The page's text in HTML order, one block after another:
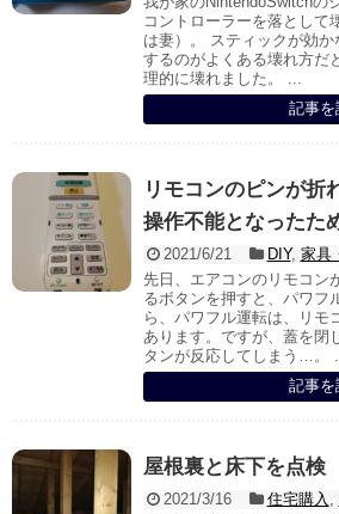
コントローラーを落として
は妻）。 スティックが効
するのがよくある壊れ方だ
理的に壊れました。 ...
記事を
リモコンのピンが折
操作不能となったた
2021/6/21 DIY, 家具
先日、エアコンのリモコン
るボタンを押すと、パワ
ら、パワフル運転は、リモ
あります。ですが、蓋を閉
タンが反応してしまう…。
記事を
屋根裏と床下を点検
2021/3/16 住宅購入 ,